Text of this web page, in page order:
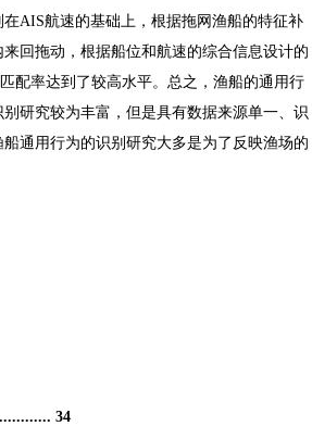
AIS航速的基础上，根据拖网渔船的特征补
回拖动，根据船位和航速的综合信息设计的
配率达到了较高水平。总之，渔船的通用行
研究较为丰富，但是具有数据来源单一、识
通用行为的识别研究大多是为了反映渔场的
34